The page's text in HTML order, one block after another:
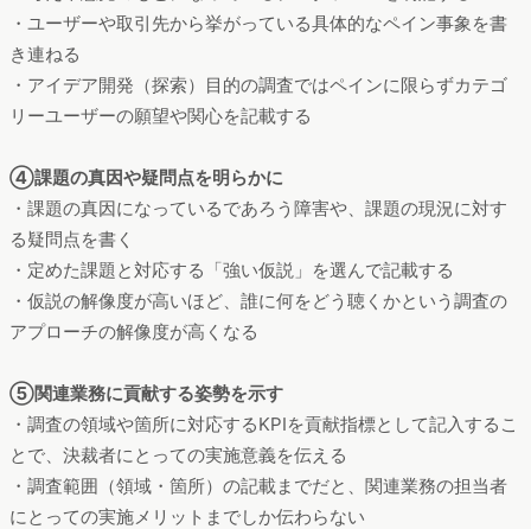
・ユーザーや取引先から挙がっている具体的なペイン事象を書
き連ねる
・アイデア開発（探索）目的の調査ではペインに限らずカテゴ
リーユーザーの願望や関心を記載する
④課題の真因や疑問点を明らかに
・課題の真因になっているであろう障害や、課題の現況に対す
る疑問点を書く
・定めた課題と対応する「強い仮説」を選んで記載する
・仮説の解像度が高いほど、誰に何をどう聴くかという調査の
アプローチの解像度が高くなる
⑤関連業務に貢献する姿勢を示す
・調査の領域や箇所に対応するKPIを貢献指標として記入するこ
とで、決裁者にとっての実施意義を伝える
・調査範囲（領域・箇所）の記載までだと、関連業務の担当者
にとっての実施メリットまでしか伝わらない